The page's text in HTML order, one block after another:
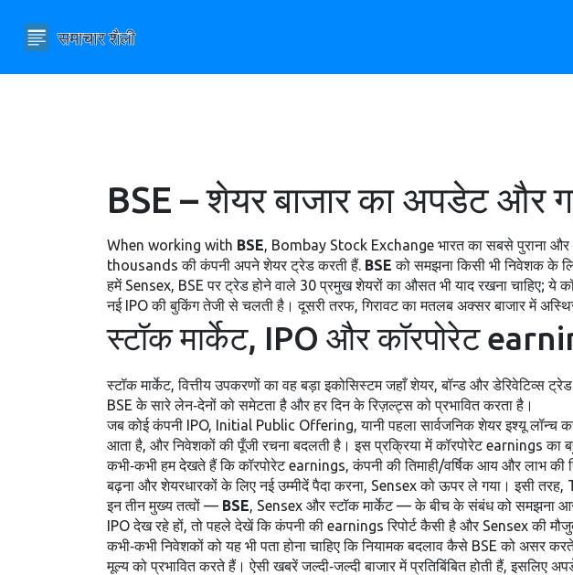
BSE – शेयर बाजार का अपडेट और
When working with BSE, Bombay Stock Exchange भारत का सबसे पुराना और
thousands की कंपनी अपने शेयर ट्रेड करती हैं. BSE को समझना किसी भी निवेशक के
हमें Sensex, BSE पर ट्रेड होने वाले 30 प्रमुख शेयरों का औसतभी याद रखना चाहिए; ये
नई IPO की बुकिंग तेजी से चलती है। दूसरी तरफ, गिरावट का मतलब अक्सर बाजार में
स्टॉक मार्केट, IPO और कॉरपोरेट
स्टॉक मार्केट,वित्तीय उपकरणों का वह बड़ा इकोसिस्टम जहाँ शेयर, बॉन्ड और डेरिवेटिव्स
BSE के सारे लेन‑देनों को समेटता है और हर दिन के रिज़ल्ट्स को प्रभावित करता है।
जब कोई कंपनी IPO, Initial Public Offering, यानी पहला सार्वजनिक शेयर इश्यूलॉन्च
आता है, और निवेशकों की पूँजी रचना बदलती है। इस प्रक्रिया में कॉरपोरेट earnings का
कभी‑कभी हम देखते हैं किकॉरपोरेट earnings,कंपनी की तिमाही/वर्षिक आय और लाभ की
बढ़ना और शेयरधारकों के लिए नई उम्मीदें पैदा करना, Sensex को ऊपर ले गया। इसी
इन तीन मुख्य तत्वों — BSE, Sensex और स्टॉक मार्केट — के बीच के संबंध को समझना
IPO देख रहे हों, तो पहले देखें कि कंपनी की earnings रिपोर्ट कैसी है और Sensex की
कभी‑कभी निवेशकों को यह भी पता होना चाहिए कि नियामक बदलाव कैसे BSE को असर
मूल्य को प्रभावित करते हैं। ऐसी खबरें जल्दी‑जल्दी बाजार में प्रतिबिंबित होती हैं, इसलिए